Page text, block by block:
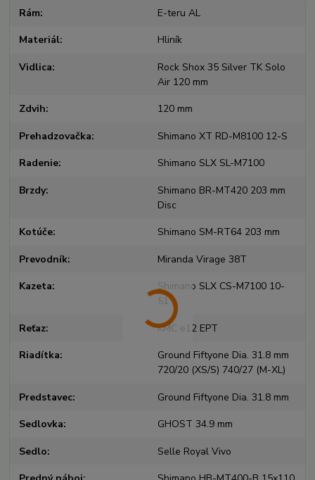
Rám E-teru AL
Materiál Hliník
Vidlica
Rock Shox 35 Silver TK Solo
Air 120 mm
Zdvih 120 mm
Prehadzovačka Shimano XT RD-M8100 12-S
Radenie Shimano SLX SL-M7100
Brzdy
Shimano BR-MT420 203 mm
Disc
Kotúče Shimano SM-RT64 203 mm
Prevodník Miranda Virage 38T
Kazeta
Shimano SLX CS-M7100 10-
51
Reťaz KMC e12 EPT
Riadítka
Ground Fiftyone Dia. 31.8 mm
720/20 (XS/S) 740/27 (M-XL)
Predstavec Ground Fiftyone Dia. 31.8 mm
Sedlovka GHOST 34.9 mm
Sedlo Selle Royal Vivo